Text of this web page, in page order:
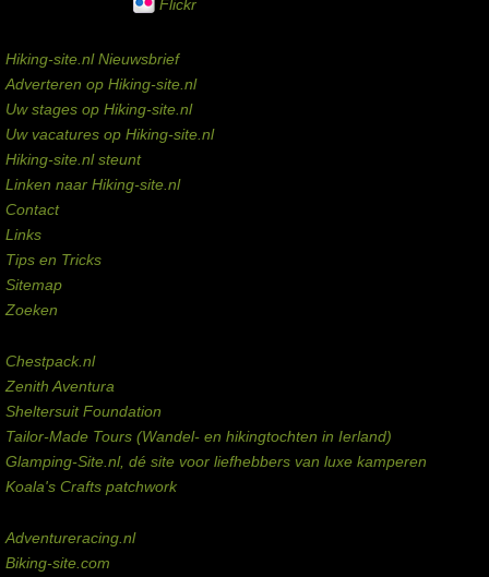
Flickr
Hiking-site.nl Nieuwsbrief
Adverteren op Hiking-site.nl
Uw stages op Hiking-site.nl
Uw vacatures op Hiking-site.nl
Hiking-site.nl steunt
Linken naar Hiking-site.nl
Contact
Links
Tips en Tricks
Sitemap
Zoeken
Chestpack.nl
Zenith Aventura
Sheltersuit Foundation
Tailor-Made Tours (Wandel- en hikingtochten in Ierland)
Glamping-Site.nl, dé site voor liefhebbers van luxe kamperen
Koala's Crafts patchwork
Adventureracing.nl
Biking-site.com